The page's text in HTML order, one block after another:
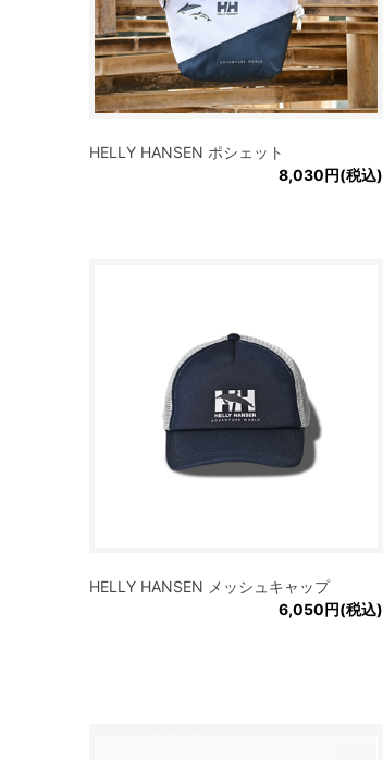
HELLY HANSEN ポシェット
8,030円(税込)
HELLY HANSEN メッシュキャップ
6,050円(税込)